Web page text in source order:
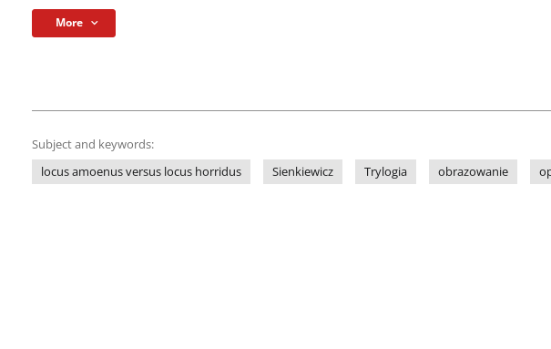
More
Subject and keywords:
locus amoenus versus locus horridus
Sienkiewicz Trylogia obrazowanie